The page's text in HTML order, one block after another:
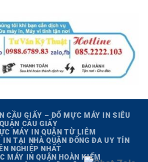
CẦU GIẤY – ĐỔ MỰC MÁY IN SIÊU
CẦU GIẤY
MÁY IN QUẬN TỪ LIÊM
TẠI NHÀ QUẬN ĐỐNG ĐA UY TÍN
NGHIỆP NHẤT
MÁY IN QUẬN HOÀN KIẾM